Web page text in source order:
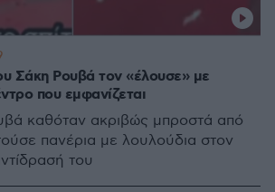
Σάκη Ρουβά τον «έλουσε» με
που εμφανίζεται
καθόταν ακριβώς μπροστά από
πανέρια με λουλούδια στον
του